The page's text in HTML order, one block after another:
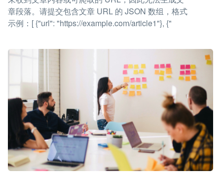
章段落。请提交包含文章 URL 的 JSON 数组，格式
示例：[ {"url": "https://example.com/article1"}, {"